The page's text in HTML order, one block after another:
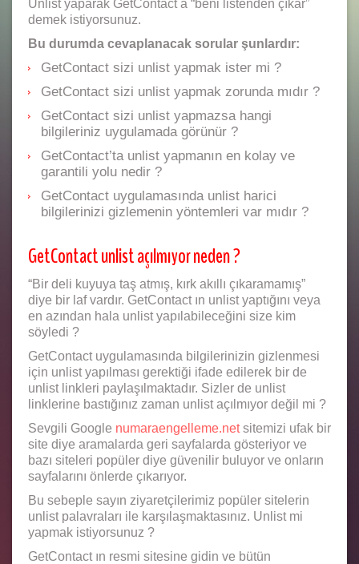
Unlist yaparak GetContact a “beni listenden çıkar”
demek istiyorsunuz.
Bu durumda cevaplanacak sorular şunlardır:
GetContact sizi unlist yapmak ister mi ?
GetContact sizi unlist yapmak zorunda mıdır ?
GetContact sizi unlist yapmazsa hangi
bilgileriniz uygulamada görünür ?
GetContact’ta unlist yapmanın en kolay ve
garantili yolu nedir ?
GetContact uygulamasında unlist harici
bilgilerinizi gizlemenin yöntemleri var mıdır ?
GetContact unlist açılmıyor neden ?
“Bir deli kuyuya taş atmış, kırk akıllı çıkaramamış”
diye bir laf vardır. GetContact ın unlist yaptığını veya
en azından hala unlist yapılabileceğini size kim
söyledi ?
GetContact uygulamasında bilgilerinizin gizlenmesi
için unlist yapılması gerektiği ifade edilerek bir de
unlist linkleri paylaşılmaktadır. Sizler de unlist
linklerine bastığınız zaman unlist açılmıyor değil mi ?
Sevgili Google numaraengelleme.netsitemizi ufak bir
site diye aramalarda geri sayfalarda gösteriyor ve
bazı siteleri popüler diye güvenilir buluyor ve onların
sayfalarını önlerde çıkarıyor.
Bu sebeple sayın ziyaretçilerimiz popüler sitelerin
unlist palavraları ile karşılaşmaktasınız. Unlist mi
yapmak istiyorsunuz ?
GetContact ın resmi sitesine gidin ve bütün